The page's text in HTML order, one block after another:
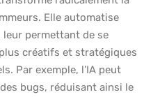
Elle automatise
permettant de se
créatifs et stratégiques
Par exemple, l’IA peut
bugs, réduisant ainsi le